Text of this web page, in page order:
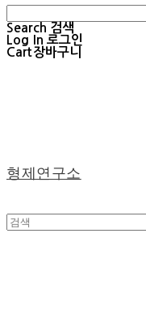
Search 검색
Log In 로그인
Cart장바구니
형제연구소